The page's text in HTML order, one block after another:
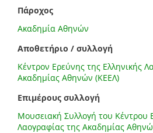
Πάροχος
Ακαδημία Αθηνών
Αποθετήριο / συλλογή
Κέντρον Ερεύνης της Ελληνικής
Ακαδημίας Αθηνών (ΚΕΕΛ)
Επιμέρους συλλογή
Μουσειακή Συλλογή του Κέντρου
Λαογραφίας της Ακαδημίας